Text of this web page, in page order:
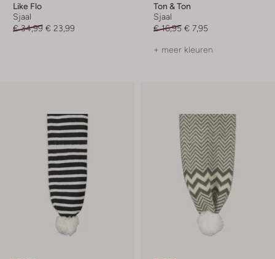
Like Flo
Sjaal
€ 34,99 € 23,99
Ton & Ton
Sjaal
€ 16,95 € 7,95
+ meer kleuren